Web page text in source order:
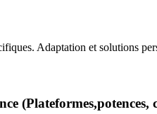
Adaptation et solutions
(Plateformes,potences,